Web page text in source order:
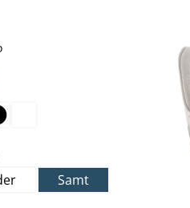
Option ist zurzeit nicht verfügbar.)
Samt